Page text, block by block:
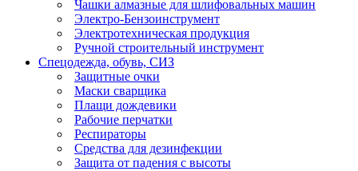
Чашки алмазные для шлифовальных машин
Электро-Бензоинструмент
Электротехническая продукция
Ручной строительный инструмент
Спецодежда, обувь, СИЗ
Защитные очки
Маски сварщика
Плащи дождевики
Рабочие перчатки
Респираторы
Средства для дезинфекции
Защита от падения с высоты